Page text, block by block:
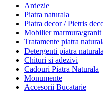
Ardezie
Piatra naturala
Piatra decor / Pietris
Mobilier marmura/granit
Tratamente piatra
Detergenti piatra naturala
Chituri si adezivi
Cadouri Piatra Naturala
Monumente
Accesorii Bucatarie